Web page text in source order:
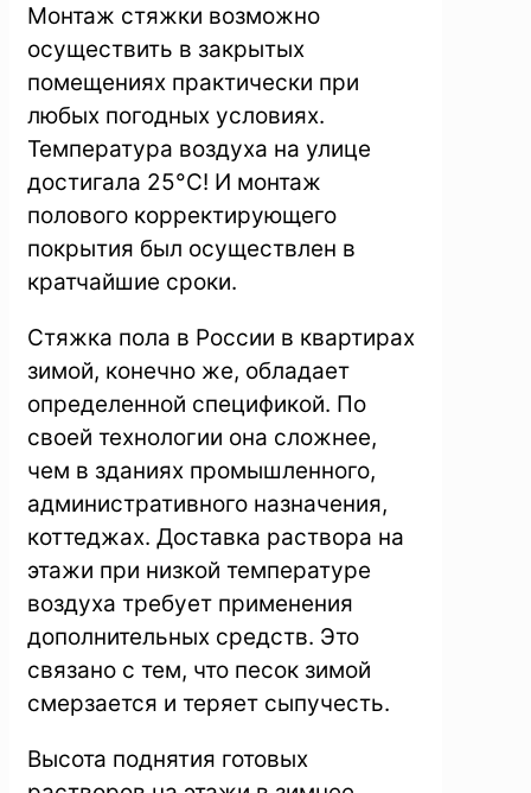
Монтаж стяжки возможно
осуществить в закрытых
помещениях практически при
любых погодных условиях.
Температура воздуха на улице
достигала 25°C! И монтаж
полового корректирующего
покрытия был осуществлен в
кратчайшие сроки.
Стяжка пола в России в квартирах
зимой, конечно же, обладает
определенной спецификой. По
своей технологии она сложнее,
чем в зданиях промышленного,
административного назначения,
коттеджах. Доставка раствора на
этажи при низкой температуре
воздуха требует применения
дополнительных средств. Это
связано с тем, что песок зимой
смерзается и теряет сыпучесть.
Высота поднятия готовых